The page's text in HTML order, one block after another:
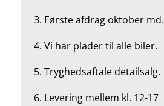
3. Første afdrag oktober md.
4. Vi har plader til alle biler.
5. Tryghedsaftale detailsalg.
6. Levering mellem kl. 12-17